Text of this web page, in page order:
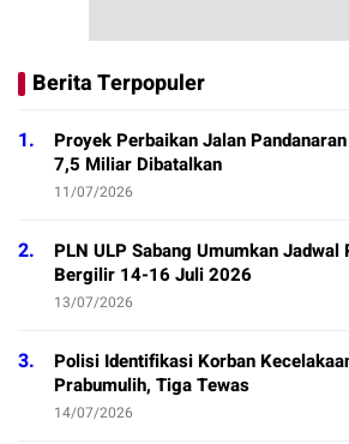
Berita Terpopuler
1.
Proyek Perbaikan Jalan
7,5 Miliar Dibatalkan
11/07/2026
2.
PLN ULP Sabang Umumkan
Bergilir 14-16 Juli 2026
13/07/2026
3.
Polisi Identifikasi Korban
Prabumulih, Tiga Tewas
14/07/2026